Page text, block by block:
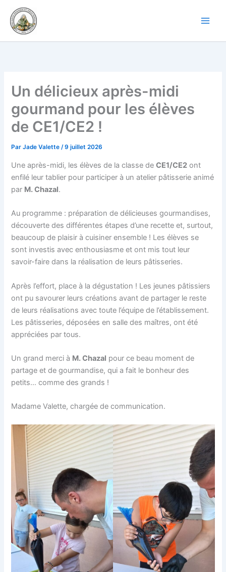
contenu
Un délicieux après-midi
gourmand pour les élèves
de CE1/CE2 !
ParJade Valette/9 juillet 2026
Une après-midi, les élèves de la classe deCE1/CE2 ont
enfilé leur tablier pour participer à un atelier pâtisserie animé
par M. Chazal.
Au programme : préparation de délicieuses gourmandises,
découverte des différentes étapes d’une recette et, surtout,
beaucoup de plaisir à cuisiner ensemble ! Les élèves se
sont investis avec enthousiasme et ont mis tout leur
savoir-faire dans la réalisation de leurs pâtisseries.
Après l’effort, place à la dégustation ! Les jeunes pâtissiers
ont pu savourer leurs créations avant de partager le reste
de leurs réalisations avec toute l’équipe de l’établissement.
Les pâtisseries, déposées en salle des maîtres, ont été
appréciées par tous.
Un grand merci à M. Chazal pour ce beau moment de
partage et de gourmandise, qui a fait le bonheur des
petits… comme des grands !
Madame Valette, chargée de communication.